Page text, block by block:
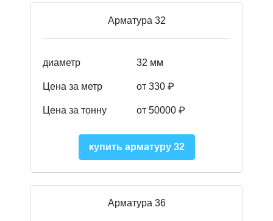
Арматура 32
диаметр 32 мм
Цена за метр от 330 ₽
Цена за тонну от 50000 ₽
купить арматуру 32
Арматура 36